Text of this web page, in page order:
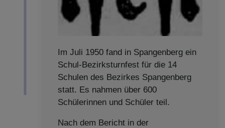
Im Juli 1950 fand in Spangenberg ein
Schul-Bezirksturnfest für die 14
Schulen des Bezirkes Spangenberg
statt. Es nahmen über 600
Schülerinnen und Schüler teil.
Nach dem Bericht in der